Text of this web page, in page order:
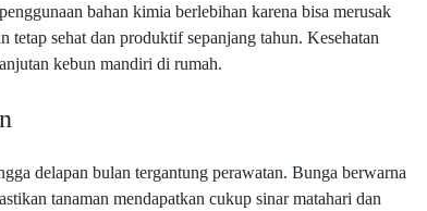
bahan kimia berlebihan karena bisa merusak
tetap sehat dan produktif sepanjang tahun. Kesehatan
kebun mandiri di rumah.
delapan bulan tergantung perawatan. Bunga berwarna
tanaman mendapatkan cukup sinar matahari dan